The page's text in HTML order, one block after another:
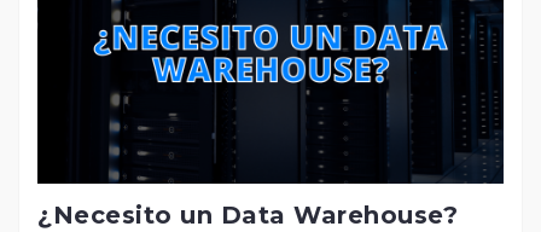
¿Necesito un Data Warehouse?